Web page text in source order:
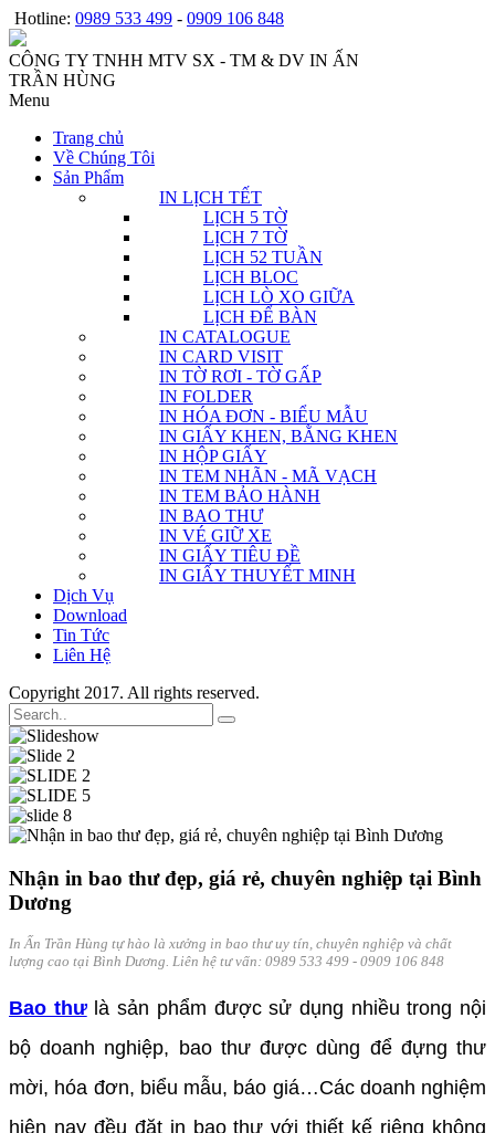
Hotline: 0989 533 499 - 0909 106 848
CÔNG TY TNHH MTV SX - TM & DV IN ẤN
TRẦN HÙNG
Menu
Trang chủ
Về Chúng Tôi
Sản Phẩm
IN LỊCH TẾT
LỊCH 5 TỜ
LỊCH 7 TỜ
LỊCH 52 TUẦN
LỊCH BLOC
LỊCH LÒ XO GIỮA
LỊCH ĐỂ BÀN
IN CATALOGUE
IN CARD VISIT
IN TỜ RƠI - TỜ GẤP
IN FOLDER
IN HÓA ĐƠN - BIỂU MẪU
IN GIẤY KHEN, BẰNG KHEN
IN HỘP GIẤY
IN TEM NHÃN - MÃ VẠCH
IN TEM BẢO HÀNH
IN BAO THƯ
IN VÉ GIỮ XE
IN GIẤY TIÊU ĐỀ
IN GIẤY THUYẾT MINH
Dịch Vụ
Download
Tin Tức
Liên Hệ
Copyright 2017. All rights reserved.
Nhận in bao thư đẹp, giá rẻ, chuyên nghiệp tại Bình
Dương
In Ấn Trần Hùng tự hào là xưởng in bao thư uy tín, chuyên nghiệp và chất
lượng cao tại Bình Dương. Liên hệ tư vấn: 0989 533 499 - 0909 106 848
Bao thưlà sản phẩm được sử dụng nhiều trong nội
bộ doanh nghiệp, bao thư được dùng để đựng thư
mời, hóa đơn, biểu mẫu, báo giá…Các doanh nghiệm
hiện nay đều đặt in bao thư với thiết kế riêng không